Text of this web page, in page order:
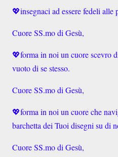
💖insegnaci ad essere fedeli alle
Cuore SS.mo di Gesù,
💖forma in noi un cuore scevro
vuoto di se stesso.
Cuore SS.mo di Gesù,
💖forma in noi un cuore che
barchetta dei Tuoi disegni su di
Cuore SS.mo di Gesù,